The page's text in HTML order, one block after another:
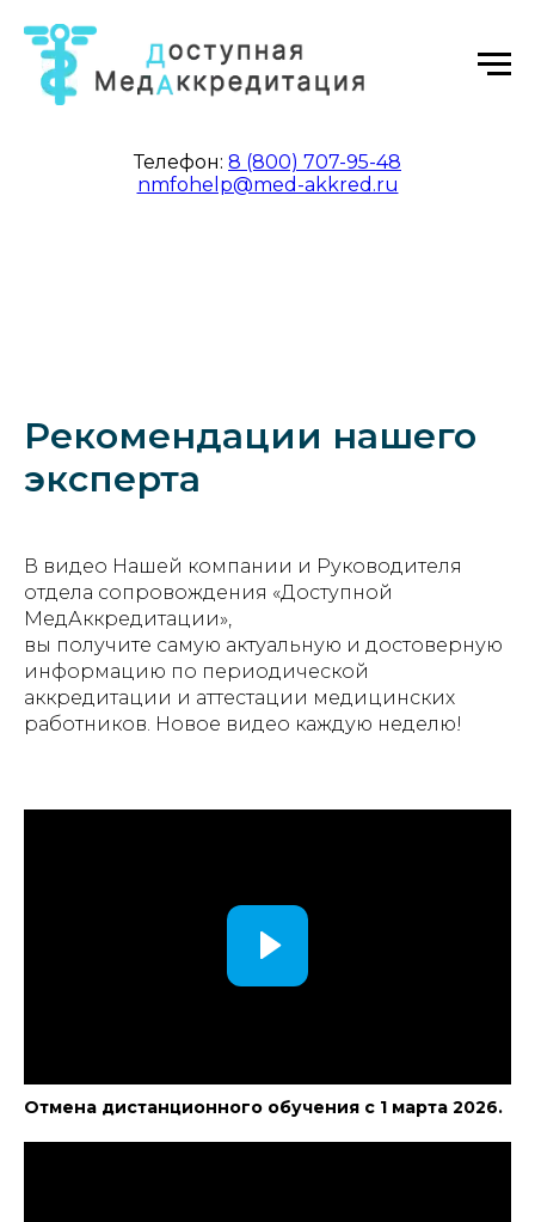
Телефон: 8 (800) 707-95-48
nmfohelp@med-akkred.ru
Рекомендации нашего
эксперта
В видео Нашей компании и Руководителя
отдела сопровождения «Доступной
МедАккредитации»,
вы получите самую актуальную и достоверную
информацию по периодической
аккредитации и аттестации медицинских
работников. Новое видео каждую неделю!
Отмена дистанционного обучения с 1 марта 2026.